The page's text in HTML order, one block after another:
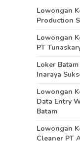
Lowongan
Production
Lowongan
PT
Loker
Inaraya
Lowongan
Data Entry
Batam
Lowongan
Cleaner PT